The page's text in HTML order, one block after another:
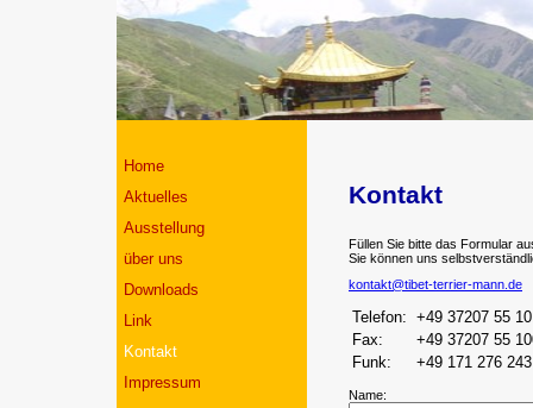
Home
Aktuelles
Ausstellung
über uns
Downloads
Link
Kontakt
Impressum
Kontakt
Füllen Sie bitte das Formular
Sie können uns
kontakt@tibet-terrier-mann.de
Telefon: +49 37207 55
Fax:
+49 37207 55
Funk:
+49 171 276
Name: